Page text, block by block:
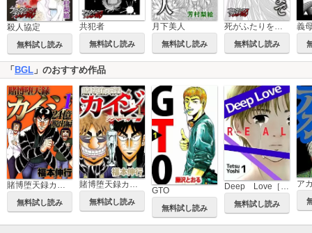
殺人協定
無料試し読み
共犯者
無料試し読み
月下美人
無料試し読み
死がふたりを分かつまで
無料試し読み
義
「 BGL 」のおすすめ作品
無料試し読み
賭博堕天録カイジ ワン・ポーカー編
無料試し読み
GTO
無料試し読み
Deep Love［REAL]
無料試し読み
ア